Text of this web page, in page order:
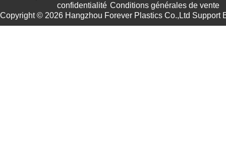
confidentialité Conditions générales de vente
Copyright © 2026 Hangzhou Forever Plastics Co.,Ltd Support